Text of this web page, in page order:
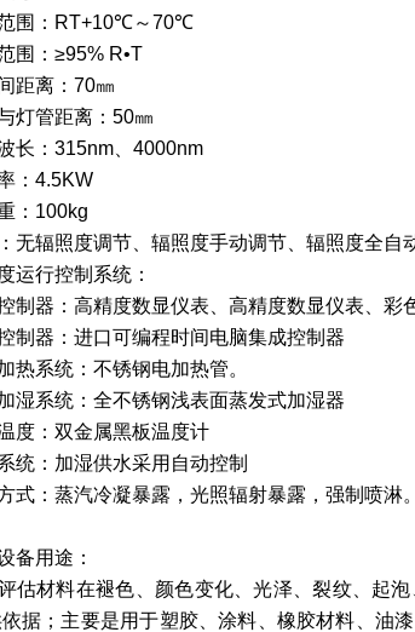
围： RT+10℃～70℃
围：≥95% R•T
距离： 70㎜
灯管距离： 50㎜
长： 315nm
4000nm
： 4.5KW
： 100kg
无辐照度调节、辐照度手动调节、辐照度全自
运行控制系统：
制器：高精度数显仪表、高精度数显仪表、彩
制器：进口可编程时间电脑集成控制器
热系统：不锈钢电加热管。
湿系统：全不锈钢浅表面蒸发式加湿器
度：双金属黑板温度计
统：加湿供水采用自动控制
式：蒸汽冷凝暴露，光照辐射暴露，强制喷淋。
备用途：
估材料在褪色、颜色变化、光泽、裂纹、起
据；主要是用于塑胶、涂料、橡胶材料、油漆